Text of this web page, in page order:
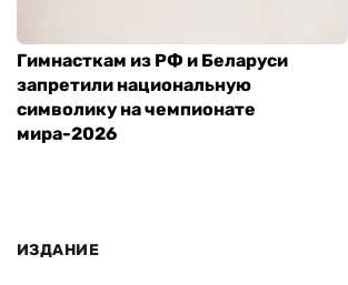
Гимнасткам из РФ и Беларуси
запретили национальную
символику на чемпионате
мира-2026
ИЗДАНИЕ